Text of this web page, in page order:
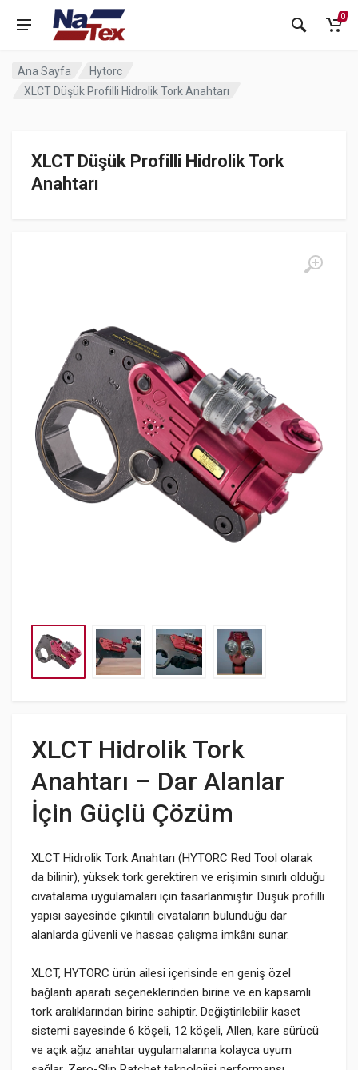
0
Ana Sayfa
Hytorc
XLCT Düşük Profilli Hidrolik Tork Anahtarı
XLCT Düşük Profilli Hidrolik Tork
Anahtarı
XLCT Hidrolik Tork
Anahtarı – Dar Alanlar
İçin Güçlü Çözüm
XLCT Hidrolik Tork Anahtarı (HYTORC Red Tool olarak
da bilinir), yüksek tork gerektiren ve erişimin sınırlı olduğu
cıvatalama uygulamaları için tasarlanmıştır. Düşük profilli
yapısı sayesinde çıkıntılı cıvataların bulunduğu dar
alanlarda güvenli ve hassas çalışma imkânı sunar.
XLCT, HYTORC ürün ailesi içerisinde en geniş özel
bağlantı aparatı seçeneklerinden birine ve en kapsamlı
tork aralıklarından birine sahiptir. Değiştirilebilir kaset
sistemi sayesinde 6 köşeli, 12 köşeli, Allen, kare sürücü
ve açık ağız anahtar uygulamalarına kolayca uyum